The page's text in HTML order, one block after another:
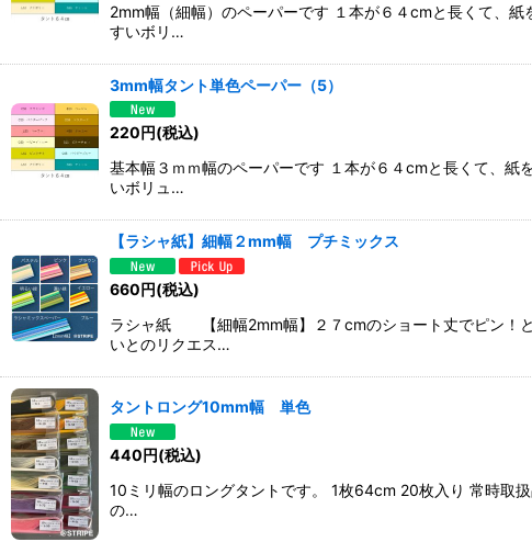
2mm幅（細幅）のペーパーです １本が６４cmと長くて、
すいボリ…
3mm幅タント単色ペーパー（5）
220円(税込)
基本幅３ｍｍ幅のペーパーです １本が６４cmと長くて、紙
いボリュ…
【ラシャ紙】細幅２mm幅 プチミックス
660円(税込)
ラシャ紙 【細幅2mm幅】２７cmのショート丈でピン！と
いとのリクエス…
タントロング10mm幅 単色
440円(税込)
10ミリ幅のロングタントです。 1枚64cm 20枚入り 常時取
の…